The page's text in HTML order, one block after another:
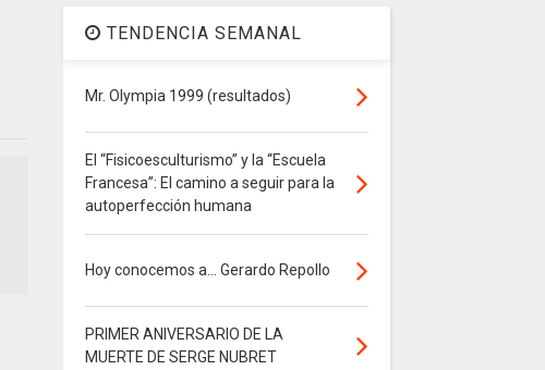
TENDENCIA SEMANAL
Mr. Olympia 1999 (resultados)
El “Fisicoesculturismo” y la “Escuela
Francesa”: El camino a seguir para la
autoperfección humana
Hoy conocemos a... Gerardo Repollo
PRIMER ANIVERSARIO DE LA
MUERTE DE SERGE NUBRET